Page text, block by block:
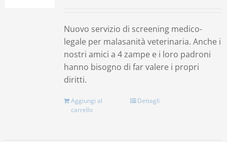
Nuovo servizio di screening medico-
legale per malasanità veterinaria. Anche i
nostri amici a 4 zampe e i loro padroni
hanno bisogno di far valere i propri
diritti.
Aggiungi al
carrello
Dettagli